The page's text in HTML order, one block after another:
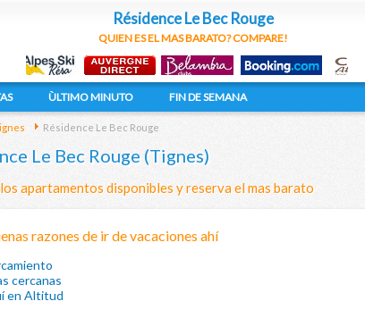
Résidence Le Bec Rouge
QUIEN ES EL MAS BARATO? COMPARE!
Résidence Le Bec Rouge
Le Bec Rouge (Tignes)
apartamentos disponibles y reserva el mas barato
razones de ir de vacaciones ahí
cercanas
en Altitud
ÙLTIMO MINUTO FIN DE SEMANA